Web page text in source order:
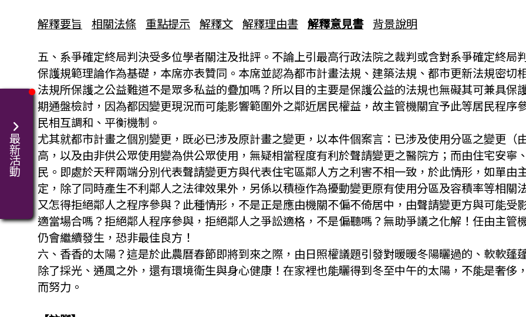
解釋要旨
相關法條 重點提示 解釋文 解釋理由書 解釋意見書
背景說明
五、系爭確定終局判決受多位學者關注及批評。不論上引最高行政法院之裁判或含對系爭確定終
保護規範理論作為基礎，本席亦表贊同。本席並認為都市計畫法規、建築法規、都市更新法規密切
法規所保護之公益難道不是眾多私益的疊加嗎？所以目的主要是保護公益的法規也無礙其可兼具保
期通盤檢討，因為都因變更現況而可能影響範圍外之鄰近居民權益，故主管機關宜予此等居民程序
民相互調和、平衡機制。
尤其就都市計畫之個別變更，既必已涉及原計畫之變更，以本件個案言：已涉及使用分區之變更（
高，以及由非供公眾使用變為供公眾使用，無疑相當程度有利於聲請變更之醫院方；而由住宅安寧
民。即處於天秤兩端分別代表聲請變更方與代表住宅區鄰人方之利害不相一致，於此情形，如單
定，除了同時產生不利鄰人之法律效果外，另係以積極作為擾動變更原有使用分區及容積率等相關
又怎得拒絕鄰人之程序參與？此種情形，不是正是應由機關不偏不倚居中，由聲請變更方與可能受
適當場合嗎？拒絕鄰人程序參與，拒絕鄰人之爭訟適格，不是偏聽嗎？無助爭議之化解！任由主管
仍會繼續發生，恐非最佳良方！
六、香香的太陽？這是於此農曆春節即將到來之際，由日照權議題引發對暖暖冬陽曬過的、軟軟蓬
除了採光、通風之外，還有環境衛生與身心健康！在家裡也能曬得到冬至中午的太陽，不能是奢侈
而努力。
最新活動